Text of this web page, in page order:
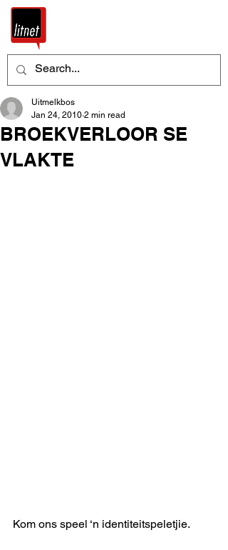
BROEKVERLOOR SE
VLAKTE
Uitmelkbos
Jan 24, 2010 2 min read
Kom ons speel ‘n identiteitspeletjie.